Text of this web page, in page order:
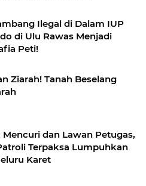
Ilegal di Dalam IUP
di Ulu Rawas Menjadi
Peti!
Ziarah! Tanah Beselang
dan Lawan Petugas,
Terpaksa Lumpuhkan
Karet